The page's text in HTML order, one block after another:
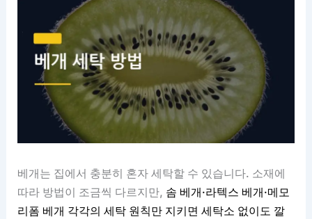
베개는 집에서 충분히 혼자 세탁할 수 있습니다. 소재에
따라 방법이 조금씩 다르지만, 솜 베개·라텍스 베개·메모
리폼 베개 각각의 세탁 원칙만 지키면 세탁소 없이도 깔